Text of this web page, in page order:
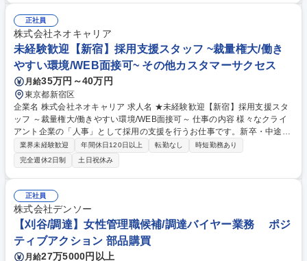
どのエンタメ情報を毎日配信しています。企画提案から取材、校正までコ
ンテンツ制作に関わる業務全般を担当いただきます。 【具体的な業務内
容】●情報収集、リサーチ●ニュース記事の執筆、校正 ●取材、インタビュ
ー対応（ライター、カメラマンの手配、進行管理 等）●コラム作成（企
画・記事制作 等） 募集職種 Webコンテンツ編集担当（クランクイン！）
☆自社運営エンタメメディア
正社員
株式会社ネオキャリア
未経験歓迎【新宿】採用支援スタッフ ~裁量権大/働き
やすい環境/WEB面接可~ その他カスタマーサクセス
月給35万円～40万円
東京都新宿区
企業名 株式会社ネオキャリア 求人名 ★未経験歓迎【新宿】採用支援スタ
ッフ ～裁量権大/働きやすい環境/WEB面接可～ 仕事の内容 様々なクライ
アント企業の「人事」として採用の支援を行うお仕事です。新卒・中途採
用領域における採用計画 から応募者管理・面接、内定者のフォローまで幅
広く支援していただきます。 【業務内容】 ■応募者管理■説明会・面接へ
の案内、受付、実施 ■内定者の入社までのフォロー■採用活動に対する改
善提案 ■採用活動報告レポートの作成■採用計画の設計など… ※クライア
ントによって業務内容や採用規模、領域が異なるため、1つの会社にいな
がら、様々な業界・フェーズの採用を経験できます。 募集職種 ★未経験
歓迎【新宿】採用支援スタッフ ～裁量権大/働きやすい環境/WEB面接可～
業界未経験歓迎 年間休日120日以上 転勤なし
時短勤務あり
完全週休2日制
土日祝休み
正社員
株式会社デンソー
【刈谷/調達】女性管理職候補/調達バイヤー業務 ポジ
ティブアクション 部品購買
月給27万5000円以上